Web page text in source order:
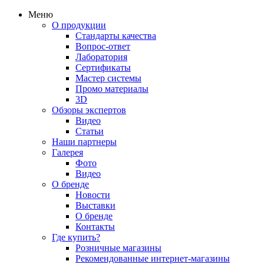
Меню
О продукции
Стандарты качества
Вопрос-ответ
Лаборатория
Сертификаты
Мастер системы
Промо материалы
3D
Обзоры экспертов
Видео
Статьи
Наши партнеры
Галерея
Фото
Видео
О бренде
Новости
Выставки
О бренде
Контакты
Где купить?
Розничные магазины
Рекомендованные интернет-магазины